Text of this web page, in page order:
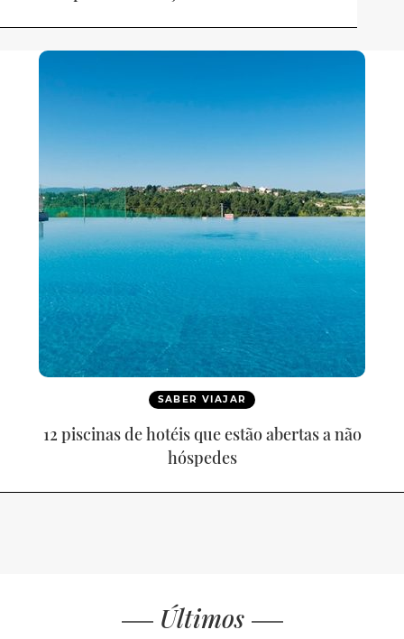
SABER VIAJAR
12 piscinas de hotéis que estão abertas a não
hóspedes
Últimos